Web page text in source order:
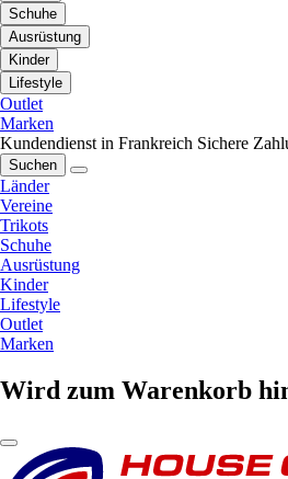
Schuhe
Ausrüstung
Kinder
Lifestyle
Outlet
Marken
Kundendienst in Frankreich Sichere
Suchen
Länder
Vereine
Trikots
Schuhe
Ausrüstung
Kinder
Lifestyle
Outlet
Marken
Wird zum Warenkorb